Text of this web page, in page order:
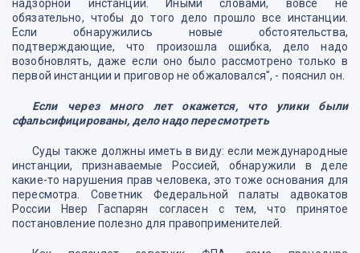
надзорной инстанции. Иными словами, вовсе не
обязательно, чтобы до того дело прошло все инстанции.
Если обнаружились новые обстоятельства,
подтверждающие, что произошла ошибка, дело надо
возобновлять, даже если оно было рассмотрено только в
первой инстанции и приговор не обжаловался", - пояснил он.
Если через много лет окажется, что улики были
сфальсифицированы, дело надо пересмотреть
Суды также должны иметь в виду: если международные
инстанции, признаваемые Россией, обнаружили в деле
какие-то нарушения прав человека, это тоже основания для
пересмотра. Советник Федеральной палаты адвокатов
России Нвер Гаспарян согласен с тем, что принятое
постановление полезно для правоприменителей.